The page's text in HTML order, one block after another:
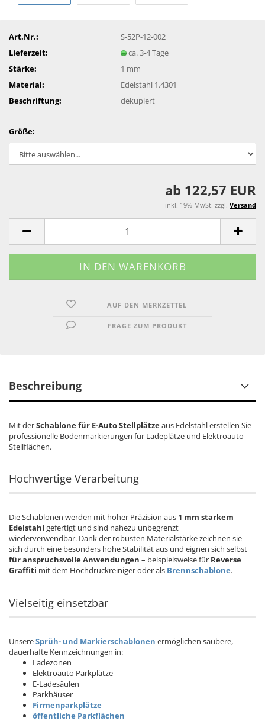
Art.Nr.:
S-52P-12-002
Lieferzeit:
ca. 3-4 Tage
Stärke:
1 mm
Material:
Edelstahl 1.4301
Beschriftung:
dekupiert
Größe:
ab 122,57 EUR
inkl. 19% MwSt. zzgl. Versand
AUF DEN MERKZETTEL
FRAGE ZUM PRODUKT
Beschreibung
Mit derSchablone für E-AutoStellplätzeaus Edelstahl erstellen Sie
professionelle Bodenmarkierungen für Ladeplätze und Elektroauto-
Stellflächen.
Hochwertige Verarbeitung
Die Schablonen werden mit hoher Präzision aus 1 mm starkem
Edelstahl gefertigt und sind nahezu unbegrenzt
wiederverwendbar. Dank der robusten Materialstärke zeichnen sie
sich durch eine besonders hohe Stabilität aus und eignen sich selbst
für anspruchsvolle Anwendungen – beispielsweise für Reverse
Graffiti mit dem Hochdruckreiniger oder als Brennschablone.
Vielseitig einsetzbar
UnsereSprüh- und Markierschablonen ermöglichen saubere,
dauerhafte Kennzeichnungen in:
Ladezonen
Elektroauto Parkplätze
E-Ladesäulen
Parkhäuser
Firmenparkplätze
öffentliche Parkflächen